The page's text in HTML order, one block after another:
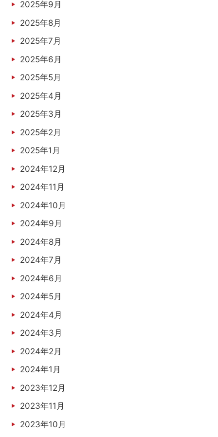
2025年9月
2025年8月
2025年7月
2025年6月
2025年5月
2025年4月
2025年3月
2025年2月
2025年1月
2024年12月
2024年11月
2024年10月
2024年9月
2024年8月
2024年7月
2024年6月
2024年5月
2024年4月
2024年3月
2024年2月
2024年1月
2023年12月
2023年11月
2023年10月